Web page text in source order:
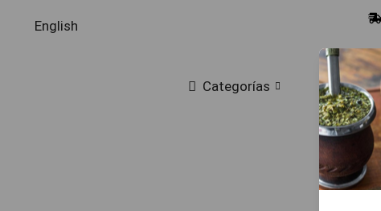
English
Categorías